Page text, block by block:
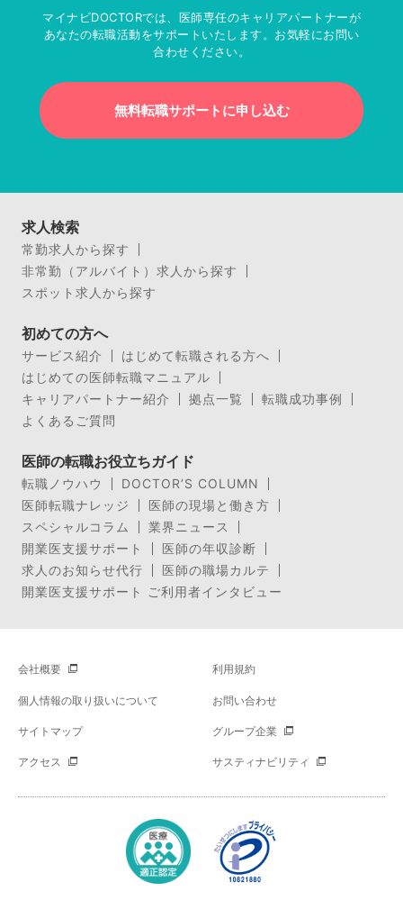
マイナビDOCTORでは、医師専任のキャリアパートナーが
あなたの転職活動をサポートいたします。お気軽にお問い
合わせください。
無料転職サポートに申し込む
求人検索
常勤求人から探す
非常勤（アルバイト）求人から探す
スポット求人から探す
初めての方へ
サービス紹介
はじめて転職される方へ
はじめての医師転職マニュアル
キャリアパートナー紹介
拠点一覧
転職成功事例
よくあるご質問
医師の転職お役立ちガイド
転職ノウハウ
DOCTOR’S COLUMN
医師転職ナレッジ
医師の現場と働き方
スペシャルコラム
業界ニュース
開業医支援サポート
医師の年収診断
求人のお知らせ代行
医師の職場カルテ
開業医支援サポート ご利用者インタビュー
会社概要 利用規約
個人情報の取り扱いについて お問い合わせ
サイトマップ グループ企業
アクセス サスティナビリティ